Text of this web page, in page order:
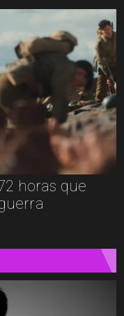
horas que